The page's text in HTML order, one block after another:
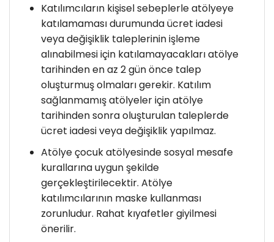
Katılımcıların kişisel sebeplerle atölyeye
katılamaması durumunda ücret iadesi
veya değişiklik taleplerinin işleme
alınabilmesi için katılamayacakları atölye
tarihinden en az 2 gün önce talep
oluşturmuş olmaları gerekir. Katılım
sağlanmamış atölyeler için atölye
tarihinden sonra oluşturulan taleplerde
ücret iadesi veya değişiklik yapılmaz.
Atölye çocuk atölyesinde sosyal mesafe
kurallarına uygun şekilde
gerçekleştirilecektir. Atölye
katılımcılarının maske kullanması
zorunludur. Rahat kıyafetler giyilmesi
önerilir.